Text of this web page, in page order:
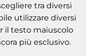
tra diversi
utilizzare diversi
il testo maiuscolo
più esclusivo.